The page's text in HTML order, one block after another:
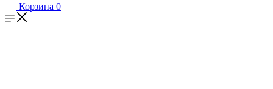
Корзина 0